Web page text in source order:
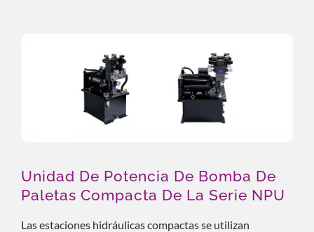
Unidad De Potencia De Bomba De
Paletas Compacta De La Serie NPU
Las estaciones hidráulicas compactas se utilizan